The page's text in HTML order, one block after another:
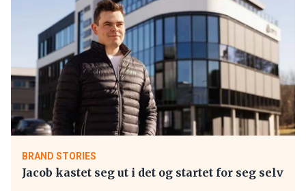
BRAND STORIES
Jacob kastet seg ut i det og startet for seg selv